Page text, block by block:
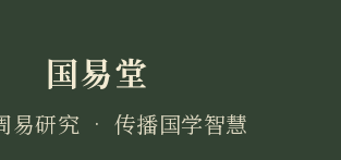
国易堂
易研究 • 传播国学智慧